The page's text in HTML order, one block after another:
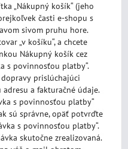
„Nákupný košík“ (jeho
časti e-shopu s
sivom pruhu hore.
„v košíku“, a chcete
Nákupný košík cez
s povinnosťou platby“.
prislúchajúci
a fakturačné údaje.
s povinnosťou platby“
sú správne, opäť potvrďte
s povinnosťou platby“.
skutočne zrealizovaná.